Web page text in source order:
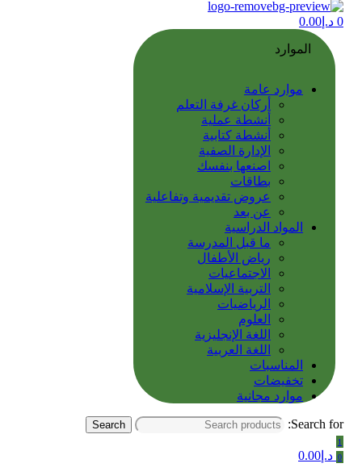
0 د.إ 0.00
الموارد
موارد عامة
أركان غرفة التعلم
أنشطة عملية
أنشطة كتابية
الإدارة الصفية
اصنعها بنفسك
بطاقات
عروض تقديمية وتفاعلية
عن بعد
المواد الدراسية
ما قبل المدرسة
رياض الأطفال
الاجتماعيات
التربية الإسلامية
الرياضيات
العلوم
اللغة الإنجليزية
اللغة العربية
المناسبات
تخفيضات
موارد مجانية
Search for:
Search
1
0 د.إ 0.00